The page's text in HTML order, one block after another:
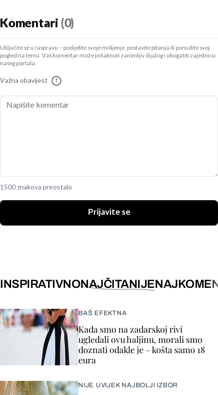
Komentari (0)
Uključite se u raspravu – podijelite svoje mišljenje, postavite pitanja ili ponudite svoj
pogled na temu. Vaš komentar može potaknuti zanimljiv dijalog i obogatiti zajednicu
našeg portala.
Važna obavijest !
1500 znakova preostalo
Prijavite se
INSPIRATIVNONAJČITANIJE
BAŠ EFEKTNA
Kada smo na zadarskoj rivi
ugledali ovu haljinu, morali smo
doznati odakle je – košta samo 18
eura
NIJE UVIJEK NAJBOLJI IZBOR